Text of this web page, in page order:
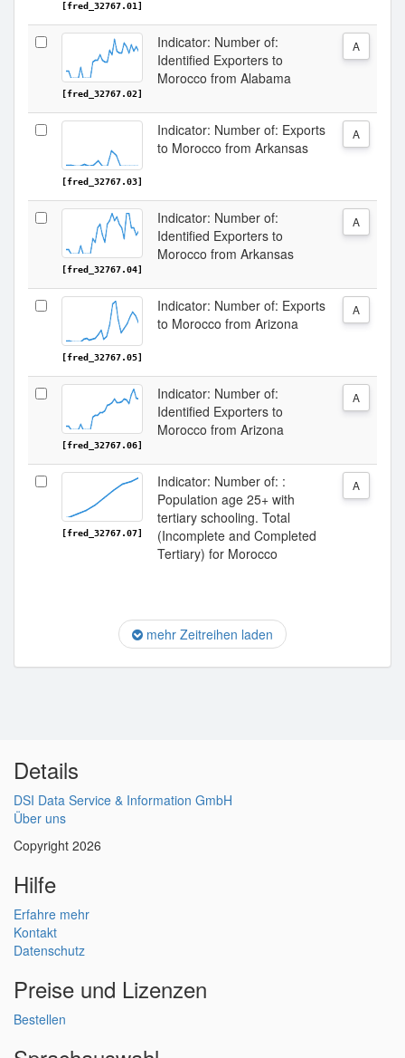
[fred_32767.01]
[fred_32767.02]
Indicator: Number of:
Identified Exporters to
Morocco from Alabama
A
[fred_32767.03]
Indicator: Number of: Exports
to Morocco from Arkansas
A
[fred_32767.04]
Indicator: Number of:
Identified Exporters to
Morocco from Arkansas
A
[fred_32767.05]
Indicator: Number of: Exports
to Morocco from Arizona
A
[fred_32767.06]
Indicator: Number of:
Identified Exporters to
Morocco from Arizona
A
[fred_32767.07]
Indicator: Number of: :
Population age 25+ with
tertiary schooling. Total
(Incomplete and Completed
Tertiary) for Morocco
A
mehr Zeitreihen laden
Details
DSI Data Service & Information GmbH
Über uns
Copyright 2026
Hilfe
Erfahre mehr
Kontakt
Datenschutz
Preise und Lizenzen
Bestellen